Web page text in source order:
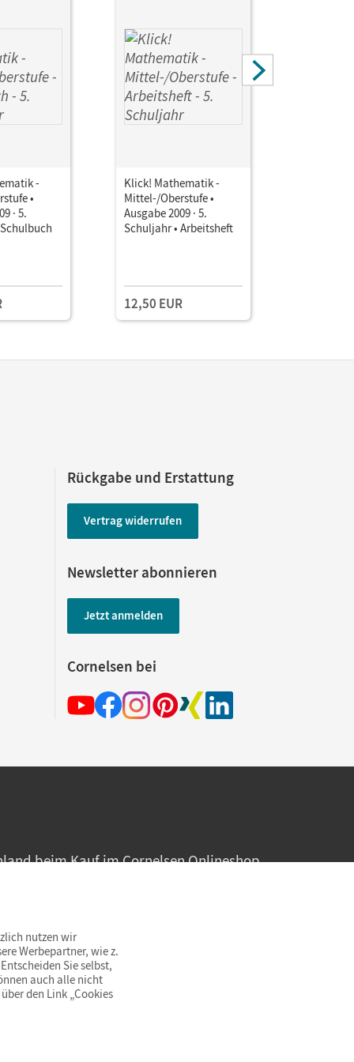
-
•
· 5.
Klick! Mathematik -
Mittel-/Oberstufe •
Ausgabe 2009 · 5.
Schuljahr • Arbeitsheft
12,50 EUR
Rückgabe und Erstattung
Vertrag widerrufen
Newsletter abonnieren
Jetzt anmelden
Cornelsen bei
beim Kauf im Cornelsen Onlineshop.
nutzen wir
Werbepartner, wie z.
Sie selbst,
auch alle nicht
den Link „Cookies